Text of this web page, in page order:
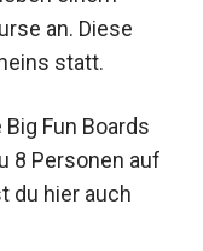
an. Diese
statt.
Fun Boards
8 Personen auf
du hier auch